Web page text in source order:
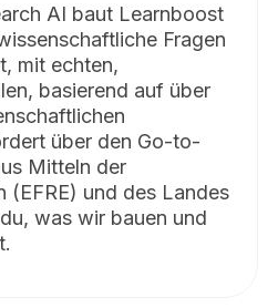
AI baut Learnboost
Fragen
mit echten,
basierend auf über
über den Go-to-
Mitteln der
(EFRE) und des Landes
was wir bauen und